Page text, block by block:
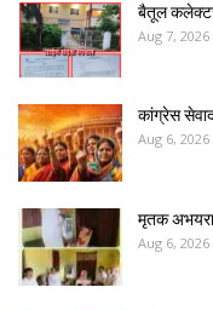
बैतूल
Aug 7, 2026
कांग्रेस
Aug 6, 2026
मृतक
Aug 6, 2026